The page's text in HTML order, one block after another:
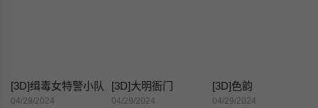
[3D]缉毒女特警小队
04/29/2024
[3D]大明衙门
04/29/2024
[3D]色韵
04/29/2024